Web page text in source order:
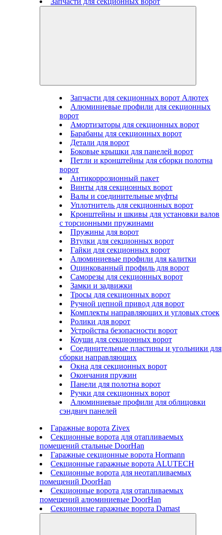
Запчасти для секционных ворот Алютех
Алюминиевые профили для секционных
ворот
Амортизаторы для секционных ворот
Барабаны для секционных ворот
Детали для ворот
Боковые крышки для панелей ворот
Петли и кронштейны для сборки полотна
ворот
Антикоррозионный пакет
Винты для секционных ворот
Валы и соединительные муфты
Уплотнитель для секционных ворот
Кронштейны и шкивы для установки валов
с торсионными пружинами
Пружины для ворот
Втулки для секционных ворот
Гайки для секционных ворот
Алюминиевые профили для калитки
Оцинкованный профиль для ворот
Саморезы для секционных ворот
Замки и задвижки
Тросы для секционных ворот
Ручной цепной привод для ворот
Комплекты направляющих и угловых стоек
Ролики для ворот
Устройства безопасности ворот
Коуши для секционных ворот
Соединительные пластины и угольники для
сборки направляющих
Окна для секционных ворот
Окончания пружин
Панели для полотна ворот
Ручки для секционных ворот
Алюминиевые профили для облицовки
сэндвич панелей
Гаражные ворота Zivex
Секционные ворота для отапливаемых
помещений стальные DoorHan
Гаражные секционные ворота Hormann
Секционные гаражные ворота ALUTECH
Секционные ворота для неотапливаемых
помещений DoorHan
Секционные ворота для отапливаемых
помещений алюминиевые DoorHan
Секционные гаражные ворота Damast